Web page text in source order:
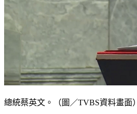
總統蔡英文。（圖／TVBS資料畫面）